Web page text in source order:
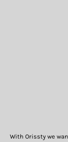
With Orissty we